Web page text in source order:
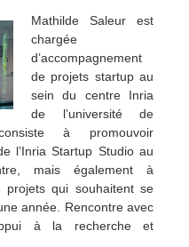
Mathilde Saleur est
chargée
d’accompagnement
de projets startup au
sein du centre Inria
de l’université de
à promouvoir
l’Inria Startup Studio au
mais également à
projets qui souhaitent se
année. Rencontre avec
à la recherche et